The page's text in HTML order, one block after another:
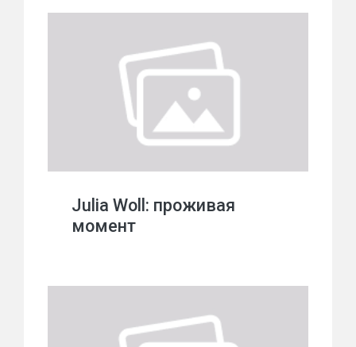
Julia Woll: проживая
момент